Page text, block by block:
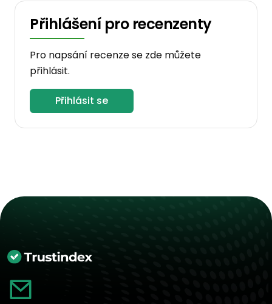
Přihlášení pro recenzenty
Pro napsání recenze se zde můžete
přihlásit.
Přihlásit se